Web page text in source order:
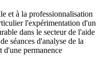
et à la professionnalisation
l'expérimentation d'un
dans le secteur de l'aide
séances d'analyse de la
d'une permanence